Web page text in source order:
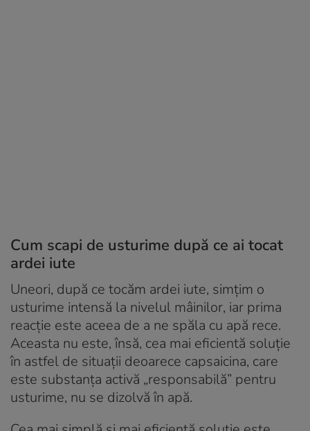
Cum scapi de usturime după ce ai tocat
ardei iute
Uneori, după ce tocăm ardei iute, simțim o
usturime intensă la nivelul mâinilor, iar prima
reacție este aceea de a ne spăla cu apă rece.
Aceasta nu este, însă, cea mai eficientă soluție
în astfel de situații deoarece capsaicina, care
este substanța activă „responsabilă” pentru
usturime, nu se dizolvă în apă.